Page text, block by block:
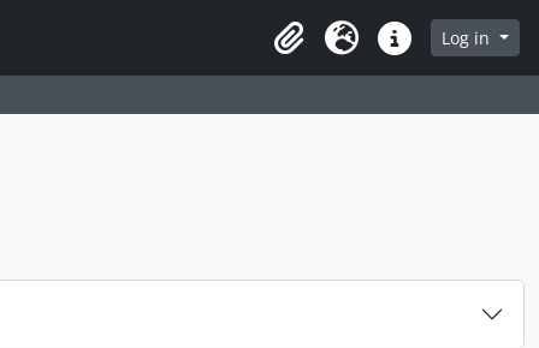
ClipboardLanguageQuick linksLog in